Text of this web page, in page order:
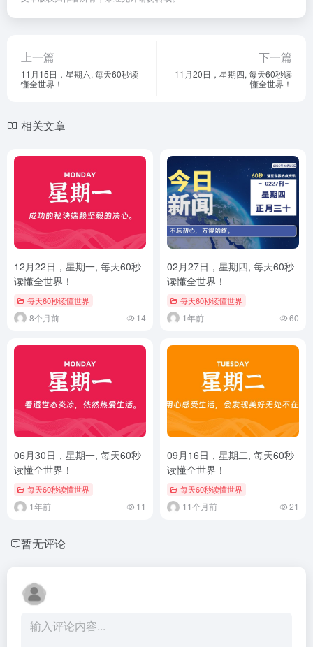
上一篇
11月15日，星期六, 每天60秒读
懂全世界！
下一篇
11月20日，星期四, 每天60秒读
懂全世界！
相关文章
12月22日，星期一, 每天60秒
读懂全世界！
每天60秒读懂世界
8个月前 14
02月27日，星期四, 每天60秒
读懂全世界！
每天60秒读懂世界
1年前 60
06月30日，星期一, 每天60秒
读懂全世界！
每天60秒读懂世界
1年前 11
09月16日，星期二, 每天60秒
读懂全世界！
每天60秒读懂世界
11个月前 21
暂无评论